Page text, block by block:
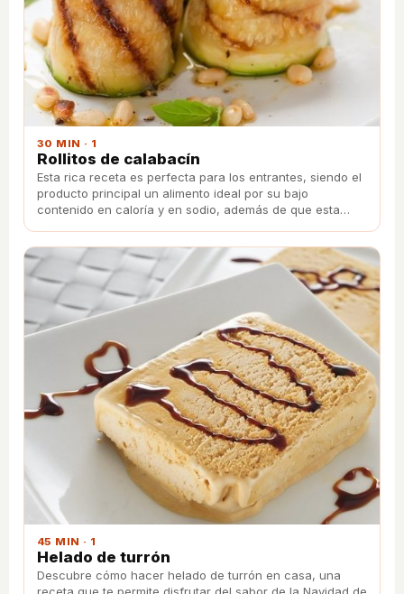
30 MIN · 1
Rollitos de calabacín
Esta rica receta es perfecta para los entrantes, siendo el
producto principal un alimento ideal por su bajo
contenido en caloría y en sodio, además de que esta
45 MIN · 1
Helado de turrón
Descubre cómo hacer helado de turrón en casa, una